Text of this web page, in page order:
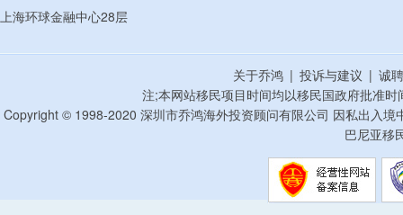
上海环球金融中心28层
关于乔鸿 | 投诉与建议 | 诚
注;本网站移民项目时间均以移民国政府批准
Copyright © 1998-2020 深圳市乔鸿海外投资顾问有限公司 因私出入
巴尼亚移